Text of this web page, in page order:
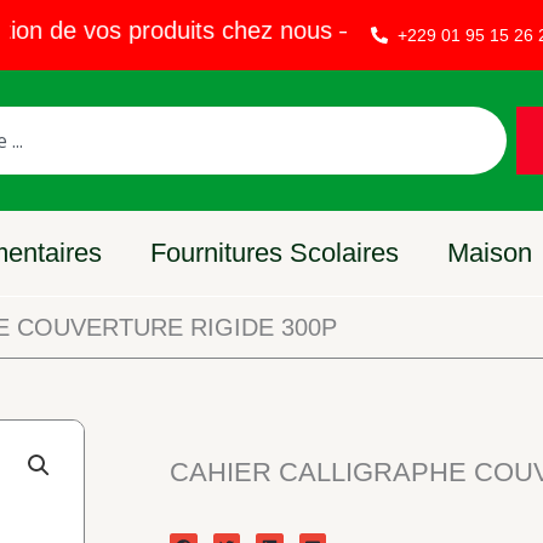
vos produits chez nous – Vendez sur EVAKET
+229 01 95 15 26
Fournitures Scolaires Maison
COUVERTURE RIGIDE 300P
CAHIER CALLIGRAPHE